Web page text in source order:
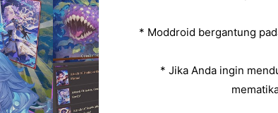
* Moddroid bergantung
* Jika Anda ingin